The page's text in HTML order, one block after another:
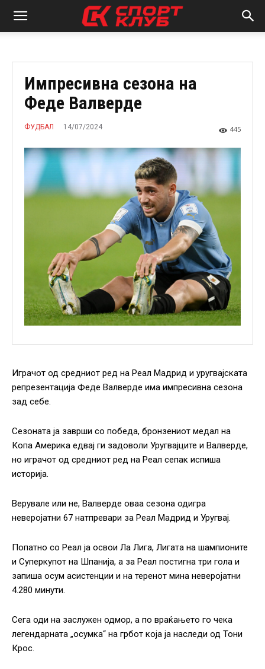
Импресивна сезона на
Феде Валверде
ФУДБАЛ 14/07/2024 445
Играчот од средниот ред на Реал Мадрид и уругвајската
репрезентација Феде Валверде има импресивна сезона
зад себе.
Сезоната ја заврши со победа, бронзениот медал на
Копа Америка едвај ги задоволи Уругвајците и Валверде,
но играчот од средниот ред на Реал сепак испиша
историја.
Верувале или не, Валверде оваа сезона одигра
неверојатни 67 натпревари за Реал Мадрид и Уругвај.
Попатно со Реал ја освои Ла Лига, Лигата на шампионите
и Суперкупот на Шпанија, а за Реал постигна три гола и
запиша осум асистенции и на теренот мина неверојатни
4.280 минути.
Сега оди на заслужен одмор, а по враќањето го чека
легендарната „осумка“ на грбот која ја наследи од Тони
Крос.